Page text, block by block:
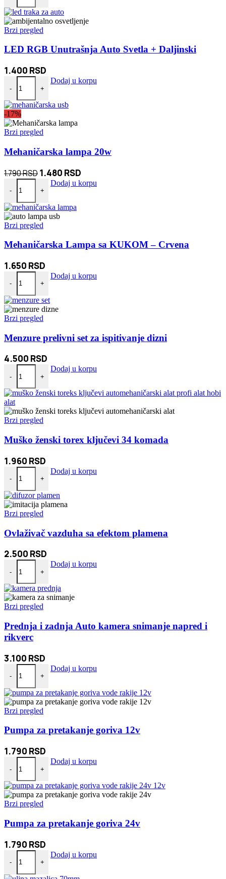
Brzi pregled
LED RGB Unutrašnja Auto Svetla + Daljinski
1.400 RSD
-
LED RGB Unutrašnja Auto Svetla + Daljinski količina
+
Dodaj u korpu
-17%
Brzi pregled
Mehaničarska lampa 20w
1.790RSDOriginalna
cena
je
bila:
1.790 RSD.
1.480 RSD
cena
-
Mehaničarska lampa 20w količina
+
Dodaj u korpu
Brzi pregled
Mehaničarska Lampa sa KUKOM – Crvena
1.650 RSD
-
Mehaničarska Lampa sa KUKOM - Crvena količina
+
Dodaj u korpu
Brzi pregled
Menzure prelivni set za ispitivanje dizni
4.500 RSD
-
Menzure prelivni set za ispitivanje dizni količina
+
Dodaj u korpu
Brzi pregled
Muško ženski torex ključevi 34 komada
1.960 RSD
-
Muško ženski torex ključevi 34 komada količina
+
Dodaj u korpu
Brzi pregled
Ovlaživač vazduha sa efektom plamena
2.500 RSD
-
Ovlaživač vazduha sa efektom plamena količina
+
Dodaj u korpu
Brzi pregled
Prednja i zadnja Auto kamera snimanje napred i
rikverc
3.100 RSD
-
Prednja i zadnja Auto kamera snimanje napred i rikverc količina
+
Dodaj u korpu
Brzi pregled
Pumpa za pretakanje goriva 12v
1.790 RSD
-
Pumpa za pretakanje goriva 12v količina
+
Dodaj u korpu
Brzi pregled
Pumpa za pretakanje goriva 24v
1.790 RSD
-
Pumpa za pretakanje goriva 24v količina
+
Dodaj u korpu